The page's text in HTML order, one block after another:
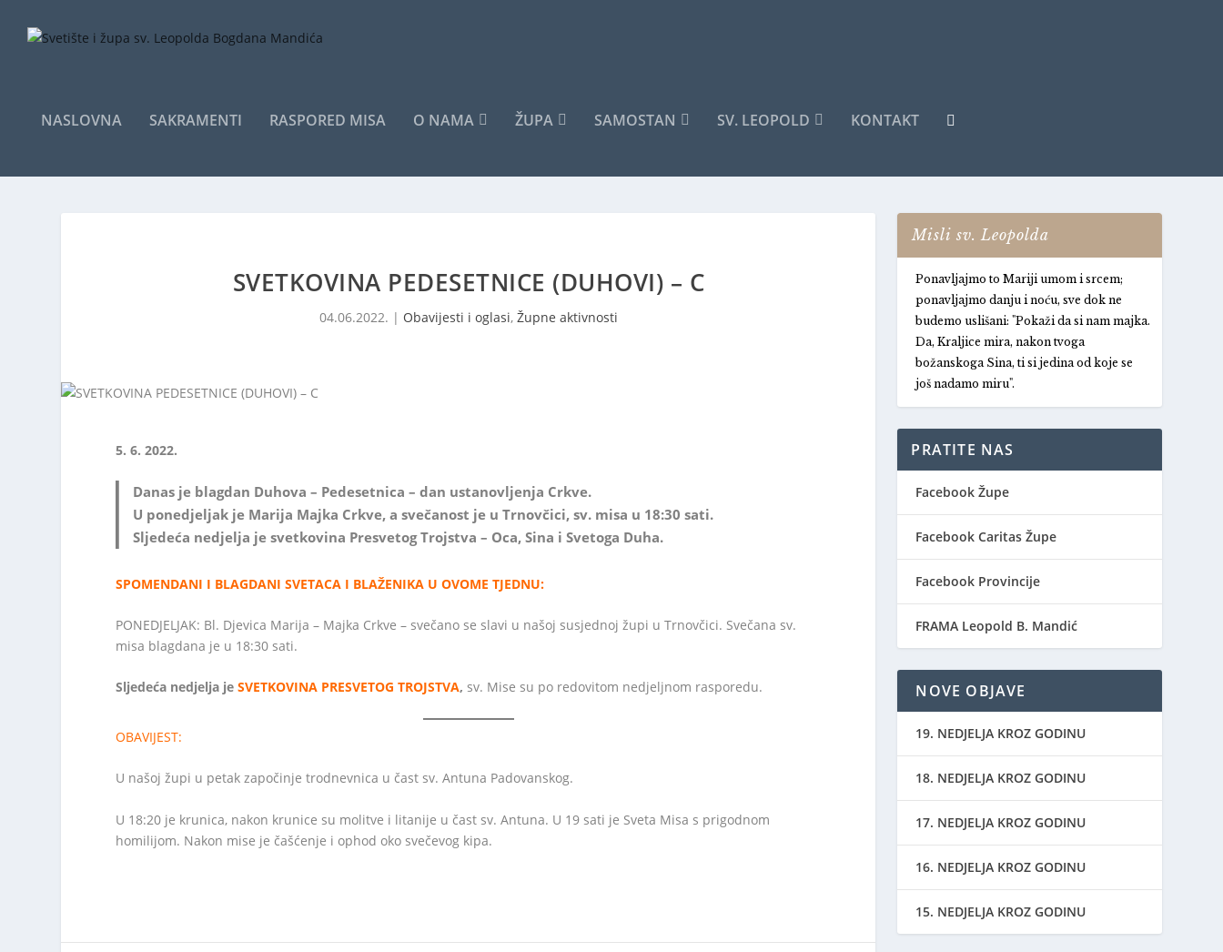
NASLOVNA SAKRAMENTI RASPORED MISA O NAMA ŽUPA SAMOSTAN SV. LEOPOLD KONTAKT
SVETKOVINA PEDESETNICE (DUHOVI) – C
04.06.2022. | Obavijesti i oglasi, Župne aktivnosti
5. 6. 2022.
Danas je blagdan Duhova – Pedesetnica – dan ustanovljenja Crkve.
U ponedjeljak je Marija Majka Crkve, a svečanost je u Trnovčici, sv. misa u 18:30 sati.
Sljedeća nedjelja je svetkovina Presvetog Trojstva – Oca, Sina i Svetoga Duha.
SPOMENDANI I BLAGDANI SVETACA I BLAŽENIKA U OVOME TJEDNU:
PONEDJELJAK: Bl. Djevica Marija – Majka Crkve – svečano se slavi u našoj susjednoj župi u Trnovčici. Svečana sv.
misa blagdana je u 18:30 sati.
Sljedeća nedjelja je SVETKOVINA PRESVETOG TROJSTVA, sv. Mise su po redovitom nedjeljnom rasporedu.
OBAVIJEST:
U našoj župi u petak započinje trodnevnica u čast sv. Antuna Padovanskog.
U 18:20 je krunica, nakon krunice su molitve i litanije u čast sv. Antuna. U 19 sati je Sveta Misa s prigodnom
homilijom. Nakon mise je čašćenje i ophod oko svečevog kipa.
Misli sv. Leopolda
Ponavljajmo to Mariji umom i srcem;
ponavljajmo danju i noću, sve dok ne
budemo uslišani: "Pokaži da si nam majka.
Da, Kraljice mira, nakon tvoga
božanskoga Sina, ti si jedina od koje se
još nadamo miru".
PRATITE NAS
Facebook Župe
Facebook Caritas Župe
Facebook Provincije
FRAMA Leopold B. Mandić
NOVE OBJAVE
19. NEDJELJA KROZ GODINU
18. NEDJELJA KROZ GODINU
17. NEDJELJA KROZ GODINU
16. NEDJELJA KROZ GODINU
15. NEDJELJA KROZ GODINU